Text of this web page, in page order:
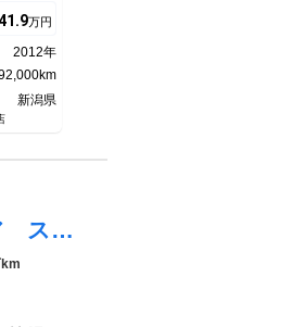
トエア
Ｄ再生
テム
9万円
2012年
新潟県
タント ワンダフルセレクション ４ＷＤ 電動スライドドア スマートキー 純正オーディオ ＣＤ ＥＴＣ 電動格納ミラー 全席パワーウィンドウ ベンチシート タイミングチェーン 社外アルミホイール ドアバイザー 無修復歴車